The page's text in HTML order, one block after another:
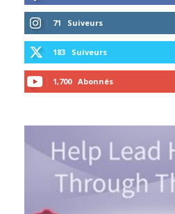
71 Suiveurs
183 Suiveurs
1,700 Abonnés